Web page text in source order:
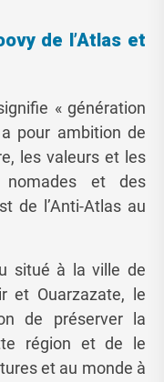
de l’Atlas et
« génération
pour ambition de
les valeurs et les
nomades et des
de l’Anti-Atlas au
situé à la ville de
et Ouarzazate, le
de préserver la
région et de le
et au monde à